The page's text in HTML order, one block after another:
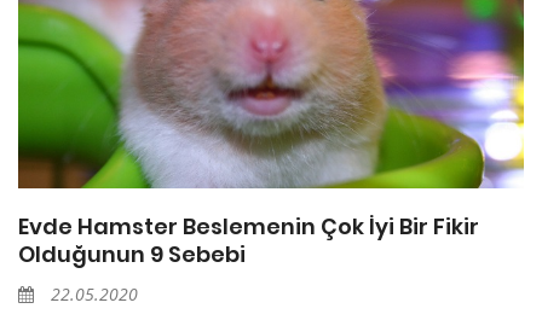
Evde Hamster Beslemenin Çok İyi Bir Fikir
Olduğunun 9 Sebebi
22.05.2020